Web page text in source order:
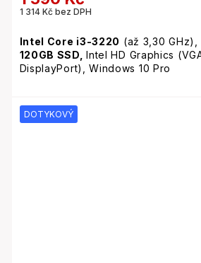
1 314 Kč bez DPH
Intel Core i3-3220 (až 3,30 GHz),
120GB SSD,Intel HD Graphics
DisplayPort), Windows 10 Pro
DOTYKOVÝ